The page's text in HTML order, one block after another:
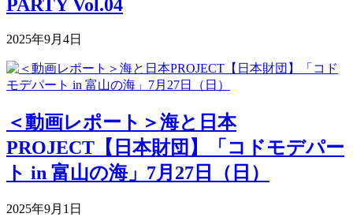
PARTY Vol.04
2025年9月4日
＜動画レポート＞海と日本
PROJECT【日本財団】「コドモデパー
ト in 富山の海」7月27日（日）
2025年9月1日